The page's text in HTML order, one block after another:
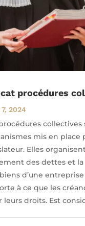
procédures
2024
collectives
mis en place
Elles
des dettes et
d’une
à ce que les
leurs droits. Est